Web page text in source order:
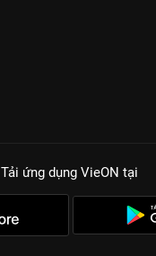
Tải ứng dụng VieON tại